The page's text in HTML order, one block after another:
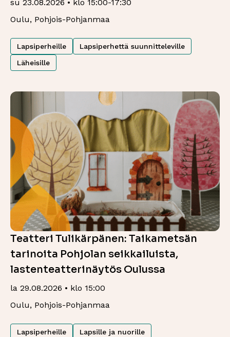
su 23.08.2026 • klo 15:00-17:30
Oulu, Pohjois-Pohjanmaa
Lapsiperheille
Lapsiperhettä suunnitteleville
Läheisille
Teatteri Tulikärpänen: Taikametsän
tarinoita Pohjolan seikkailuista,
lastenteatterinäytös Oulussa
la 29.08.2026 • klo 15:00
Oulu, Pohjois-Pohjanmaa
Lapsiperheille Lapsille ja nuorille